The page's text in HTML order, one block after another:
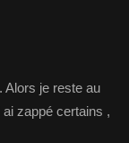
Alors je reste au
zappé certains ,